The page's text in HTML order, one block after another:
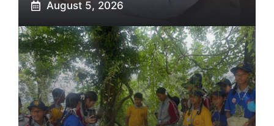
August 5, 2026